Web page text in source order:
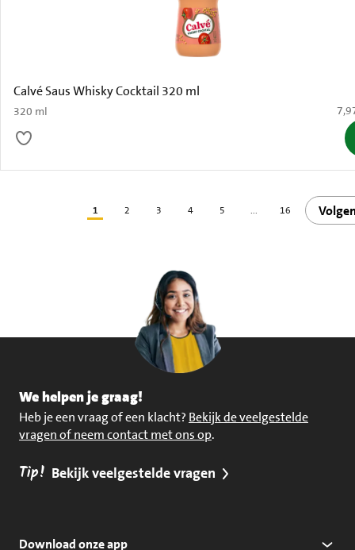
Calvé Saus Whisky Cocktail 320 ml
320 ml €
1 2 3 4 5 ... 16
We helpen je graag!
Heb je een vraag of een klacht? Bekijk de veelgestelde
vragen of neem contact met ons op.
Tip! Bekijk veelgestelde vragen
Download onze app